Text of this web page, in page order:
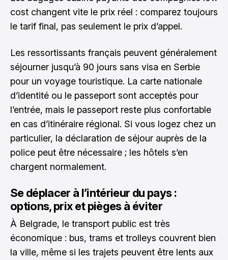
cost changent vite le prix réel : comparez toujours
le tarif final, pas seulement le prix d’appel.
Les ressortissants français peuvent généralement
séjourner jusqu’à 90 jours sans visa en Serbie
pour un voyage touristique. La carte nationale
d’identité ou le passeport sont acceptés pour
l’entrée, mais le passeport reste plus confortable
en cas d’itinéraire régional. Si vous logez chez un
particulier, la déclaration de séjour auprès de la
police peut être nécessaire ; les hôtels s’en
chargent normalement.
Se déplacer à l’intérieur du pays :
options, prix et pièges à éviter
À Belgrade, le transport public est très
économique : bus, trams et trolleys couvrent bien
la ville, même si les trajets peuvent être lents aux